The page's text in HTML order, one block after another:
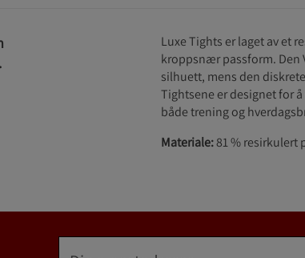
Luxe Tights er laget av et
kroppsnær passform. Den
silhuett, mens den
Tightsene er designet for
både trening og
Materiale:81 % resirkulert